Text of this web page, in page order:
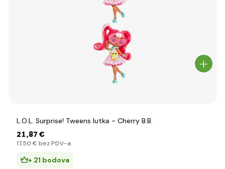
L.O.L. Surprise! Tweens lutka - Cherry B.B.
21,87 €
17,50 € bez PDV-a
+ 21 bodova